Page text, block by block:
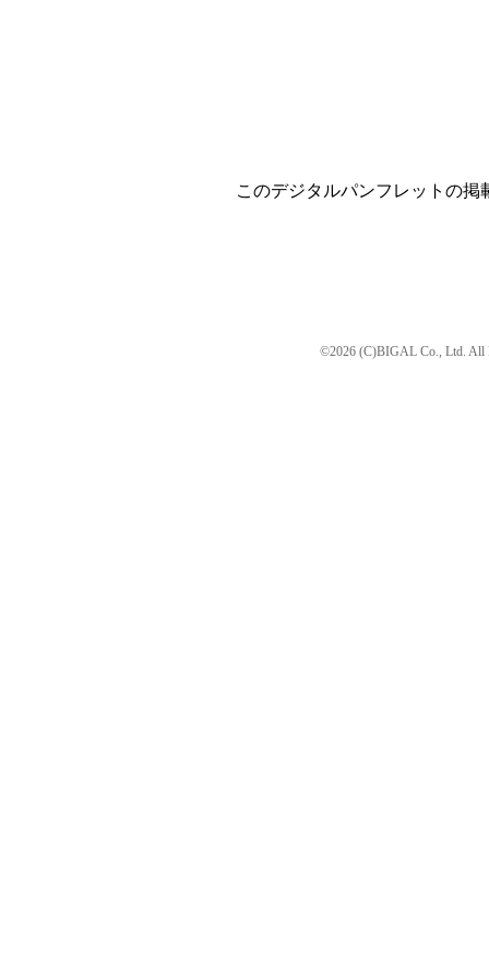
このデジタルパンフレットの掲
©2026 (C)BIGAL Co., Ltd. All